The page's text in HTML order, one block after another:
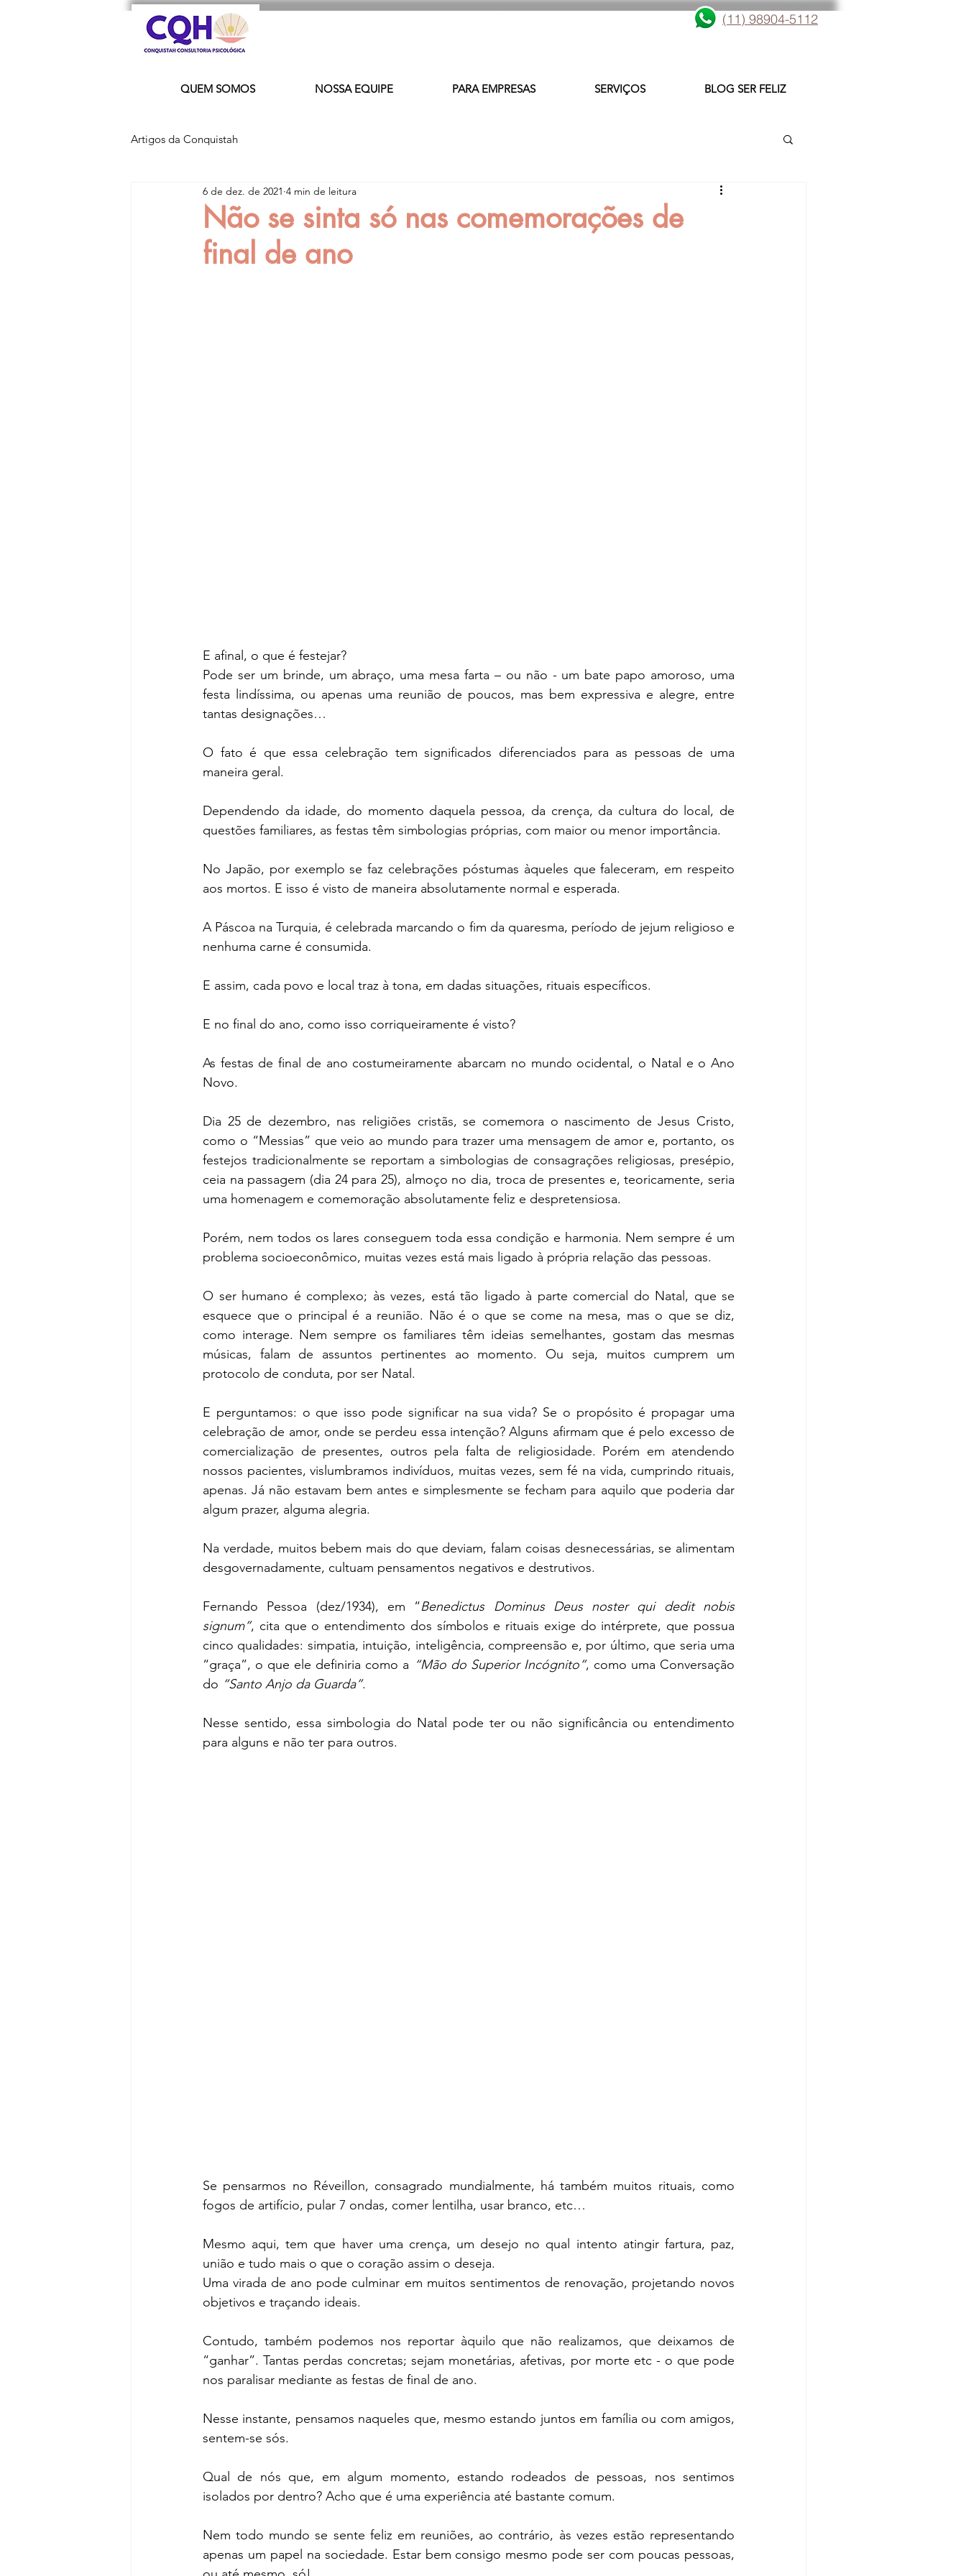
(11) 98904-5112
QUEM SOMOS NOSSA EQUIPE PARA EMPRESAS SERVIÇOS BLOG SER FELIZ
Artigos da Conquistah
Não se sinta só nas comemorações de
final de ano
6 de dez. de 2021 4 min de leitura
E afinal, o que é festejar?
Pode ser um brinde, um abraço, uma mesa farta – ou não - um bate papo amoroso, uma
festa lindíssima, ou apenas uma reunião de poucos, mas bem expressiva e alegre, entre
tantas designações…
O fato é que essa celebração tem significados diferenciados para as pessoas de uma
maneira geral.
Dependendo da idade, do momento daquela pessoa, da crença, da cultura do local, de
questões familiares, as festas têm simbologias próprias, com maior ou menor importância.
No Japão, por exemplo se faz celebrações póstumas àqueles que faleceram, em respeito
aos mortos. E isso é visto de maneira absolutamente normal e esperada.
A Páscoa na Turquia, é celebrada marcando o fim da quaresma, período de jejum religioso e
nenhuma carne é consumida.
E assim, cada povo e local traz à tona, em dadas situações, rituais específicos.
E no final do ano, como isso corriqueiramente é visto?
As festas de final de ano costumeiramente abarcam no mundo ocidental, o Natal e o Ano
Novo.
Dia 25 de dezembro, nas religiões cristãs, se comemora o nascimento de Jesus Cristo,
como o “Messias” que veio ao mundo para trazer uma mensagem de amor e, portanto, os
festejos tradicionalmente se reportam a simbologias de consagrações religiosas, presépio,
ceia na passagem (dia 24 para 25), almoço no dia, troca de presentes e, teoricamente, seria
uma homenagem e comemoração absolutamente feliz e despretensiosa.
Porém, nem todos os lares conseguem toda essa condição e harmonia. Nem sempre é um
problema socioeconômico, muitas vezes está mais ligado à própria relação das pessoas.
O ser humano é complexo; às vezes, está tão ligado à parte comercial do Natal, que se
esquece que o principal é a reunião. Não é o que se come na mesa, mas o que se diz,
como interage. Nem sempre os familiares têm ideias semelhantes, gostam das mesmas
músicas, falam de assuntos pertinentes ao momento. Ou seja, muitos cumprem um
protocolo de conduta, por ser Natal.
E perguntamos: o que isso pode significar na sua vida? Se o propósito é propagar uma
celebração de amor, onde se perdeu essa intenção? Alguns afirmam que é pelo excesso de
comercialização de presentes, outros pela falta de religiosidade. Porém em atendendo
nossos pacientes, vislumbramos indivíduos, muitas vezes, sem fé na vida, cumprindo rituais,
apenas. Já não estavam bem antes e simplesmente se fecham para aquilo que poderia dar
algum prazer, alguma alegria.
Na verdade, muitos bebem mais do que deviam, falam coisas desnecessárias, se alimentam
desgovernadamente, cultuam pensamentos negativos e destrutivos.
Fernando Pessoa (dez/1934), em “Benedictus Dominus Deus noster qui dedit nobis
signum”, cita que o entendimento dos símbolos e rituais exige do intérprete, que possua
cinco qualidades: simpatia, intuição, inteligência, compreensão e, por último, que seria uma
“graça”, o que ele definiria como a “Mão do Superior Incógnito”, como uma Conversação
do “Santo Anjo da Guarda”.
Nesse sentido, essa simbologia do Natal pode ter ou não significância ou entendimento
para alguns e não ter para outros.
Se pensarmos no Réveillon, consagrado mundialmente, há também muitos rituais, como
fogos de artifício, pular 7 ondas, comer lentilha, usar branco, etc…
Mesmo aqui, tem que haver uma crença, um desejo no qual intento atingir fartura, paz,
união e tudo mais o que o coração assim o deseja.
Uma virada de ano pode culminar em muitos sentimentos de renovação, projetando novos
objetivos e traçando ideais.
Contudo, também podemos nos reportar àquilo que não realizamos, que deixamos de
“ganhar”. Tantas perdas concretas; sejam monetárias, afetivas, por morte etc - o que pode
nos paralisar mediante as festas de final de ano.
Nesse instante, pensamos naqueles que, mesmo estando juntos em família ou com amigos,
sentem-se sós.
Qual de nós que, em algum momento, estando rodeados de pessoas, nos sentimos
isolados por dentro? Acho que é uma experiência até bastante comum.
Nem todo mundo se sente feliz em reuniões, ao contrário, às vezes estão representando
apenas um papel na sociedade. Estar bem consigo mesmo pode ser com poucas pessoas,